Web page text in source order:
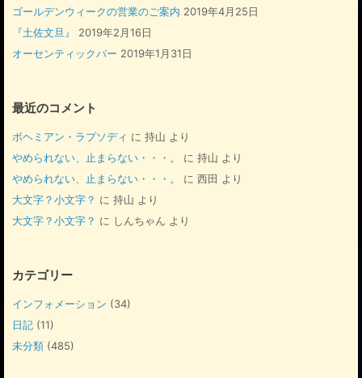
ゴールデンウィークの営業のご案内 2019年4月25日
『土佐文旦』
2019年2月16日
オーセンティックバー 2019年1月31日
最近のコメント
ボヘミアン・ラプソディ に 持山 より
やめられない、止まらない・・・。
に 持山 より
やめられない、止まらない・・・。
に 西田 より
大文字？小文字？ に 持山 より
大文字？小文字？ に しんちゃん より
カテゴリー
インフォメーション (34)
日記 (11)
未分類 (485)